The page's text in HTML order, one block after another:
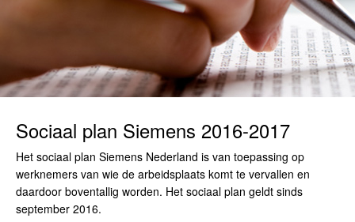
Sociaal plan Siemens 2016-2017
Het sociaal plan Siemens Nederland is van toepassing op
werknemers van wie de arbeidsplaats komt te vervallen en
daardoor boventallig worden. Het sociaal plan geldt sinds
september 2016.